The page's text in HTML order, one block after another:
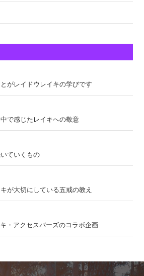
がレイドウレイキの学びです
で感じたレイキへの敬意
ていくもの
が大切にしている五戒の教え
・アクセスバーズのコラボ企画